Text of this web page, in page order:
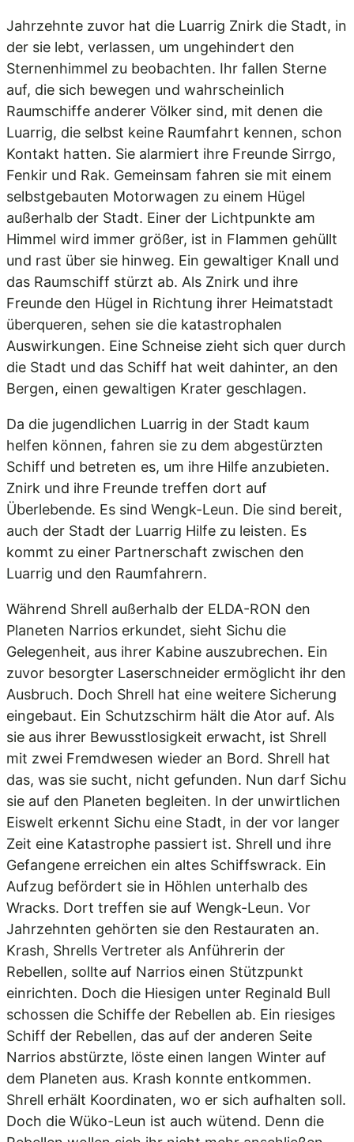
Jahrzehnte zuvor hat die Luarrig Znirk die Stadt, in
der sie lebt, verlassen, um ungehindert den
Sternenhimmel zu beobachten. Ihr fallen Sterne
auf, die sich bewegen und wahrscheinlich
Raumschiffe anderer Völker sind, mit denen die
Luarrig, die selbst keine Raumfahrt kennen, schon
Kontakt hatten. Sie alarmiert ihre Freunde Sirrgo,
Fenkir und Rak. Gemeinsam fahren sie mit einem
selbstgebauten Motorwagen zu einem Hügel
außerhalb der Stadt. Einer der Lichtpunkte am
Himmel wird immer größer, ist in Flammen gehüllt
und rast über sie hinweg. Ein gewaltiger Knall und
das Raumschiff stürzt ab. Als Znirk und ihre
Freunde den Hügel in Richtung ihrer Heimatstadt
überqueren, sehen sie die katastrophalen
Auswirkungen. Eine Schneise zieht sich quer durch
die Stadt und das Schiff hat weit dahinter, an den
Bergen, einen gewaltigen Krater geschlagen.
Da die jugendlichen Luarrig in der Stadt kaum
helfen können, fahren sie zu dem abgestürzten
Schiff und betreten es, um ihre Hilfe anzubieten.
Znirk und ihre Freunde treffen dort auf
Überlebende. Es sind Wengk-Leun. Die sind bereit,
auch der Stadt der Luarrig Hilfe zu leisten. Es
kommt zu einer Partnerschaft zwischen den
Luarrig und den Raumfahrern.
Während Shrell außerhalb der ELDA-RON den
Planeten Narrios erkundet, sieht Sichu die
Gelegenheit, aus ihrer Kabine auszubrechen. Ein
zuvor besorgter Laserschneider ermöglicht ihr den
Ausbruch. Doch Shrell hat eine weitere Sicherung
eingebaut. Ein Schutzschirm hält die Ator auf. Als
sie aus ihrer Bewusstlosigkeit erwacht, ist Shrell
mit zwei Fremdwesen wieder an Bord. Shrell hat
das, was sie sucht, nicht gefunden. Nun darf Sichu
sie auf den Planeten begleiten. In der unwirtlichen
Eiswelt erkennt Sichu eine Stadt, in der vor langer
Zeit eine Katastrophe passiert ist. Shrell und ihre
Gefangene erreichen ein altes Schiffswrack. Ein
Aufzug befördert sie in Höhlen unterhalb des
Wracks. Dort treffen sie auf Wengk-Leun. Vor
Jahrzehnten gehörten sie den Restauraten an.
Krash, Shrells Vertreter als Anführerin der
Rebellen, sollte auf Narrios einen Stützpunkt
einrichten. Doch die Hiesigen unter Reginald Bull
schossen die Schiffe der Rebellen ab. Ein riesiges
Schiff der Rebellen, das auf der anderen Seite
Narrios abstürzte, löste einen langen Winter auf
dem Planeten aus. Krash konnte entkommen.
Shrell erhält Koordinaten, wo er sich aufhalten soll.
Doch die Wüko-Leun ist auch wütend. Denn die